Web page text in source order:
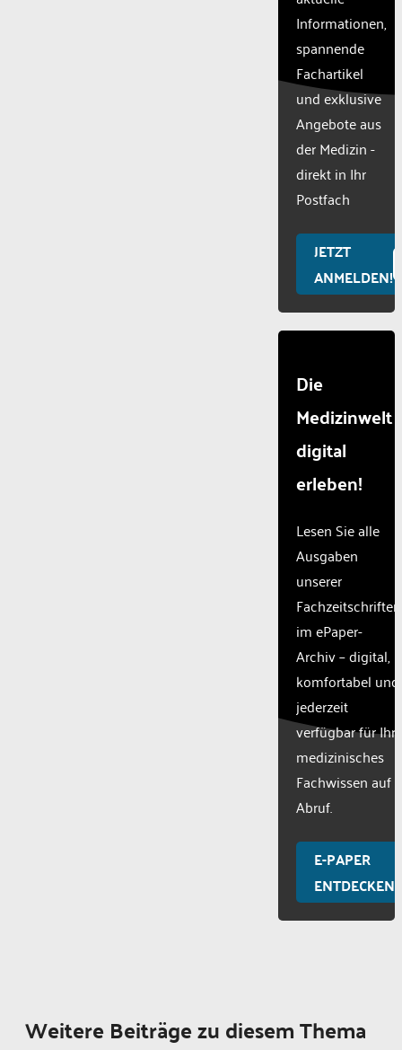
by
Consent
Platform
Informationen,
spannende
Fachartikel
und exklusive
Angebote aus
der Medizin -
direkt in Ihr
Postfach
JETZT
ANMELDEN!
Die
Medizinwelt
digital
erleben!
Lesen Sie alle
Ausgaben
unserer
Fachzeitschriften
im ePaper-
Archiv – digital,
komfortabel und
jederzeit
verfügbar für Ihr
medizinisches
Fachwissen auf
Abruf.
E-PAPER
ENTDECKEN
Weitere Beiträge zu diesem Thema